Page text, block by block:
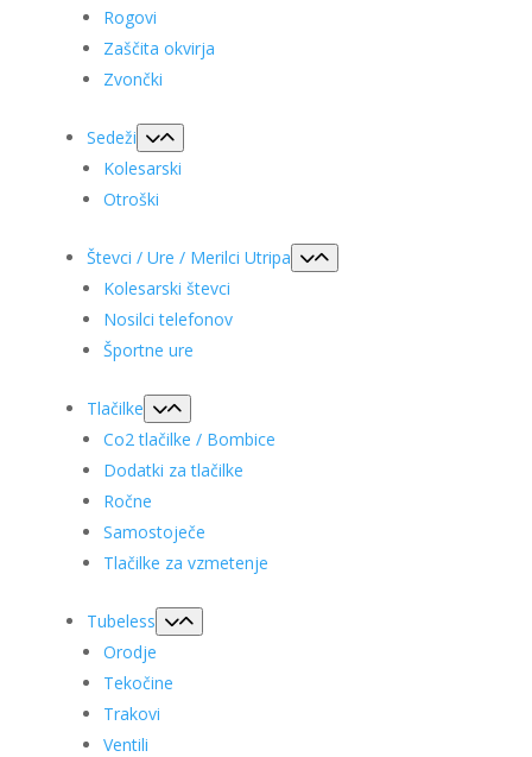
Rogovi
Zaščita okvirja
Zvončki
Sedeži
Kolesarski
Otroški
Števci / Ure / Merilci Utripa
Kolesarski števci
Nosilci telefonov
Športne ure
Tlačilke
Co2 tlačilke / Bombice
Dodatki za tlačilke
Ročne
Samostoječe
Tlačilke za vzmetenje
Tubeless
Orodje
Tekočine
Trakovi
Ventili